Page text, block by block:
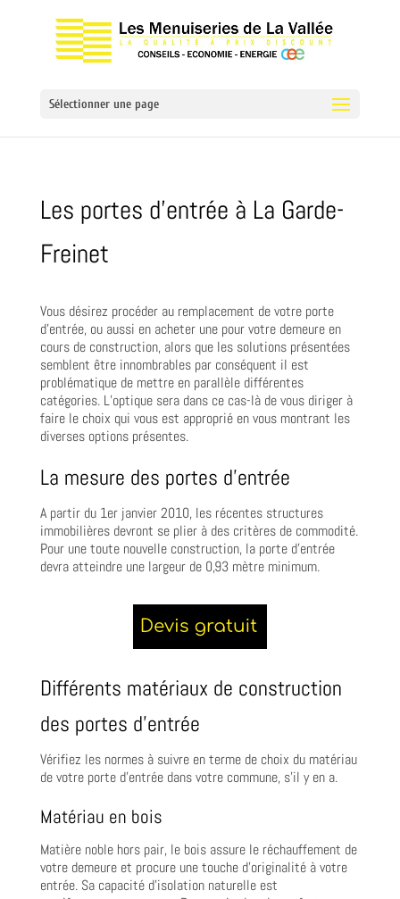
Sélectionner une page
Les portes d’entrée à La Garde-
Freinet
Vous désirez procéder au remplacement de votre porte
d’entrée, ou aussi en acheter une pour votre demeure en
cours de construction, alors que les solutions présentées
semblent être innombrables par conséquent il est
problématique de mettre en parallèle différentes
catégories. L’optique sera dans ce cas-là de vous diriger à
faire le choix qui vous est approprié en vous montrant les
diverses options présentes.
La mesure des portes d’entrée
A partir du 1er janvier 2010, les récentes structures
immobilières devront se plier à des critères de commodité.
Pour une toute nouvelle construction, la porte d’entrée
devra atteindre une largeur de 0,93 mètre minimum.
Différents matériaux de construction
des portes d’entrée
Vérifiez les normes à suivre en terme de choix du matériau
de votre porte d’entrée dans votre commune, s’il y en a.
Matériau en bois
Matière noble hors pair, le bois assure le réchauffement de
votre demeure et procure une touche d’originalité à votre
entrée. Sa capacité d’isolation naturelle est